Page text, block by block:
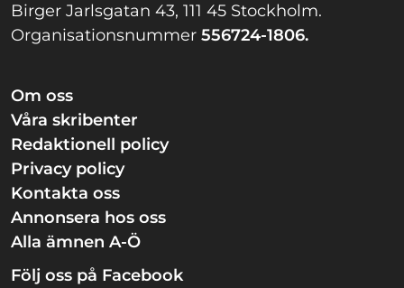
Birger Jarlsgatan 43, 111 45 Stockholm.
Organisationsnummer 556724-1806.
Om oss
Våra skribenter
Redaktionell policy
Privacy policy
Kontakta oss
Annonsera hos oss
Alla ämnen A-Ö
Följ oss på Facebook